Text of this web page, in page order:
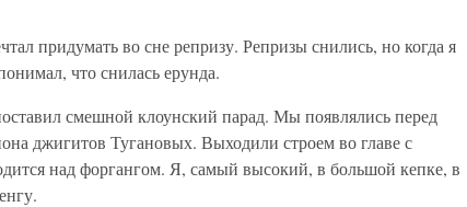
придумать во сне репризу. Репризы снились, но когда я
что снилась ерунда.
смешной клоунский парад. Мы появлялись перед
джигитов Тугановых. Выходили строем во главе с
над форгангом. Я, самый высокий, в большой кепке, в